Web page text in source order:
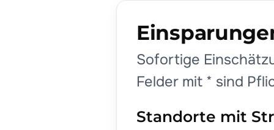
Sofortige
Felder mit * sind
Standorte mit